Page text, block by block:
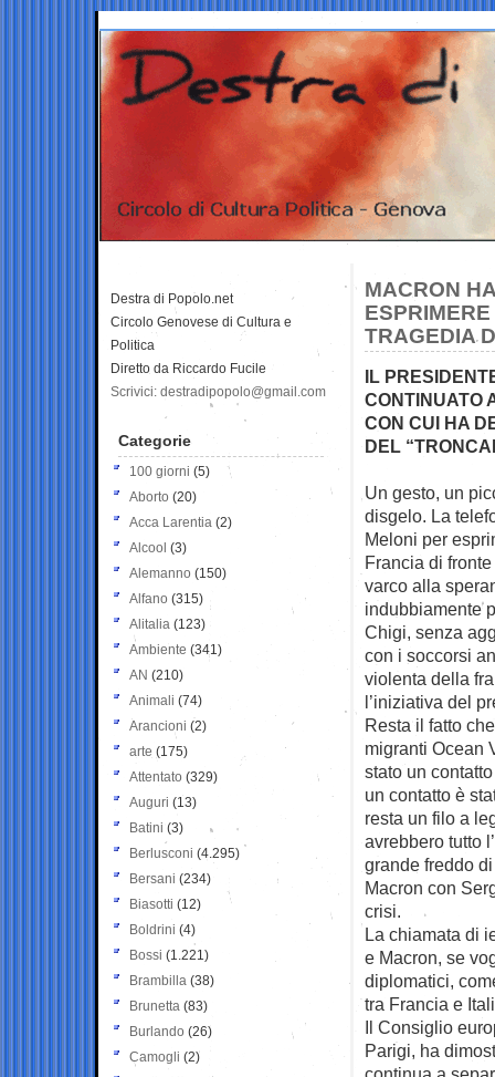
MACRON
TRAGEDIA
IL
CONTINUATO
CON CUI HA
DEL
Un gesto, un
disgelo. La
Meloni per
Francia di
varco alla
indubbiamente
Chigi, senza
con i soccorsi
violenta della
l’iniziativa del
Resta il fatto
migranti Ocean
stato un
un contatto è
resta un filo a
avrebbero tutto
grande freddo
Macron con
crisi.
La chiamata di
e Macron, se
diplomatici,
tra Francia e
Il Consiglio
Parigi, ha
Destra di Popolo.net
Circolo Genovese di Cultura e
Politica
Diretto da Riccardo Fucile
Scrivici: destradipopolo@gmail.com
Categorie
100 giorni (5)
Aborto (20)
Acca Larentia (2)
Alcool (3)
Alemanno (150)
Alfano (315)
Alitalia (123)
Ambiente (341)
AN (210)
Animali (74)
Arancioni (2)
arte (175)
Attentato (329)
Auguri (13)
Batini (3)
Berlusconi (4.295)
Bersani (234)
Biasotti (12)
Boldrini (4)
Bossi (1.221)
Brambilla (38)
Brunetta (83)
Burlando (26)
Camogli (2)